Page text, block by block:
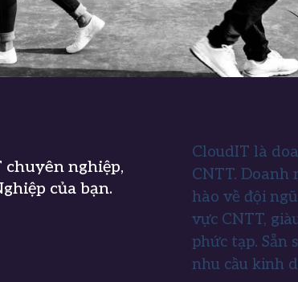
chuyên nghiệp,
của bạn.
CloudIT là
CNTT. Doanh
hào về đội
vực CNTT,
phức tạp. Sẵn
nhu cầu kinh